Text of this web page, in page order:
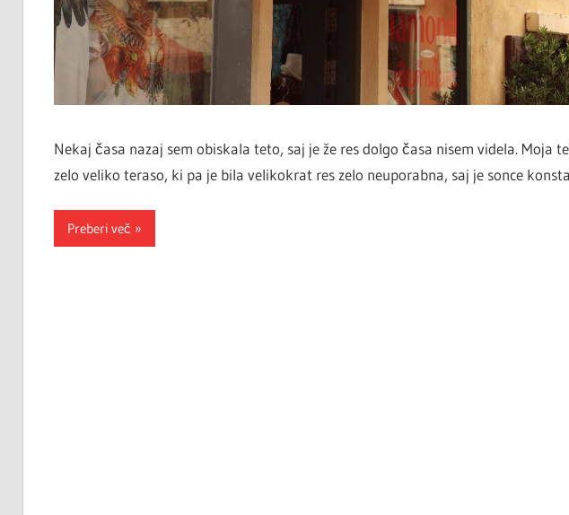
Nekaj časa nazaj sem obiskala teto, saj je že res dolgo časa nisem videla. Moja
zelo veliko teraso, ki pa je bila velikokrat res zelo neuporabna, saj je sonce
Preberi več